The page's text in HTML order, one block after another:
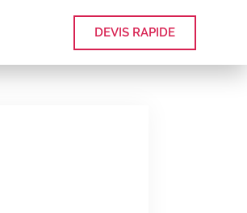
DEVIS RAPIDE